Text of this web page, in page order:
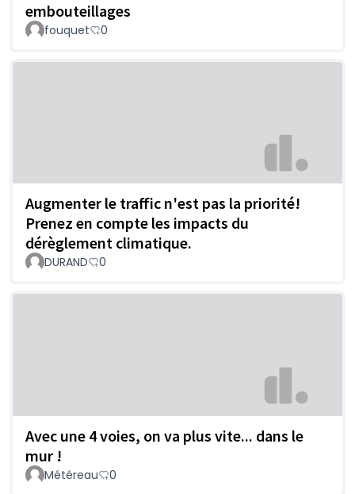
embouteillages
fouquet 0
Augmenter le traffic n'est pas la priorité!
Prenez en compte les impacts du
dérèglement climatique.
DURAND 0
Avec une 4 voies, on va plus vite... dans le
mur !
Météreau 0